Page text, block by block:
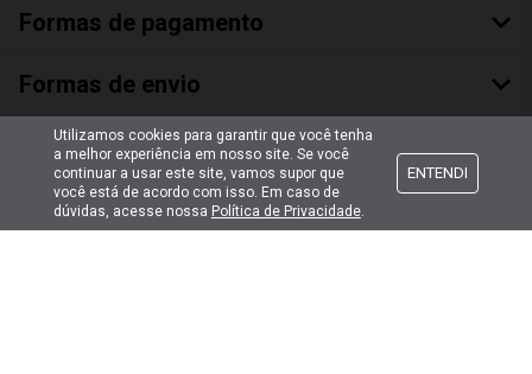
Formas de pagamento
Formas de envio
Selos de segurança
Utilizamos cookies para garantir que você tenha
a melhor experiência em nosso site. Se você
continuar a usar este site, vamos supor que
você está de acordo com isso. Em caso de
dúvidas, acesse nossa Política de Privacidade.
ENTENDI